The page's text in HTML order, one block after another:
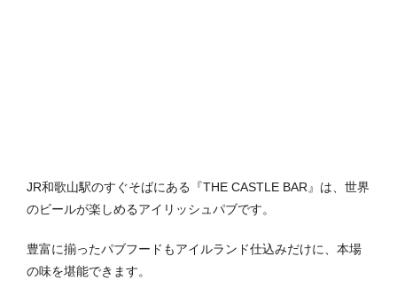
JR和歌山駅のすぐそばにある『THE CASTLE BAR』は、世界
のビールが楽しめるアイリッシュパブです。
豊富に揃ったパブフードもアイルランド仕込みだけに、本場
の味を堪能できます。